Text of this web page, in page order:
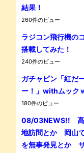
結果！
260件のビュー
ラジコン飛行機の
搭載してみた！
240件のビュー
ガチャピン「紅だ
ー！」withムック
180件のビュー
08/03NEWS!! 高
地訪問とか 岡山
を無事発見とか